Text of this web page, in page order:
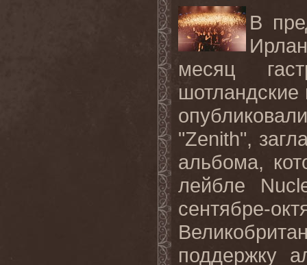
В
месяц
"Zenith",
альбома,
лейбле
сентябре-
поддержку